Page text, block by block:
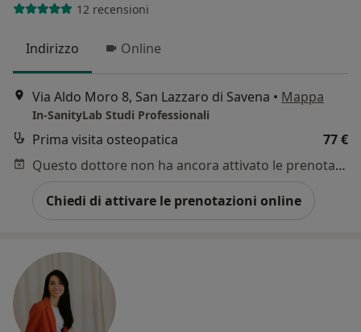
12 recensioni
Indirizzo Online
Via Aldo Moro 8, San Lazzaro di Savena • Mappa
In-SanityLab Studi Professionali
Prima visita osteopatica
77 €
Questo dottore non ha ancora attivato le prenotazioni online presso questo indirizzo.
Chiedi di attivare le prenotazioni online